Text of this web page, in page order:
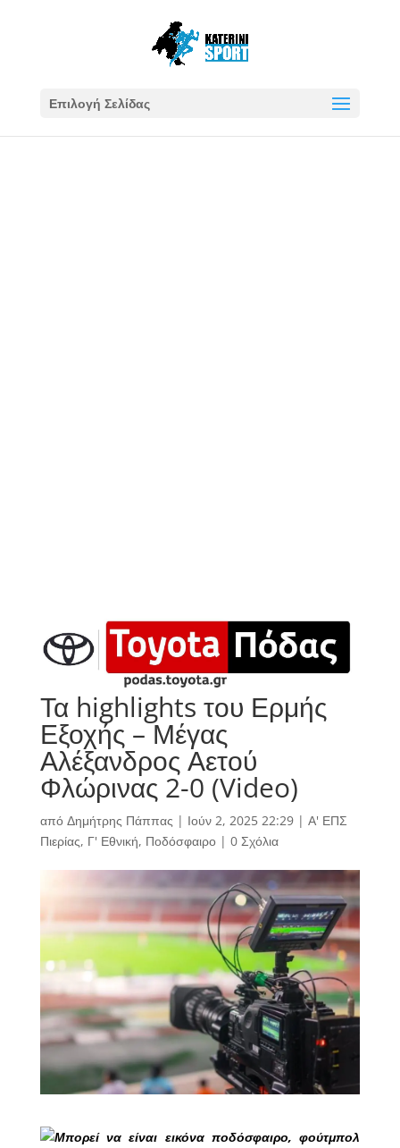
Επιλογή Σελίδας
Τα highlights του Ερμής
Εξοχής – Μέγας
Αλέξανδρος Αετού
Φλώρινας 2-0 (Video)
από Δημήτρης Πάππας | Ιούν 2, 2025 22:29| Α' ΕΠΣ
Πιερίας, Γ' Εθνική, Ποδόσφαιρο| 0 Σχόλια